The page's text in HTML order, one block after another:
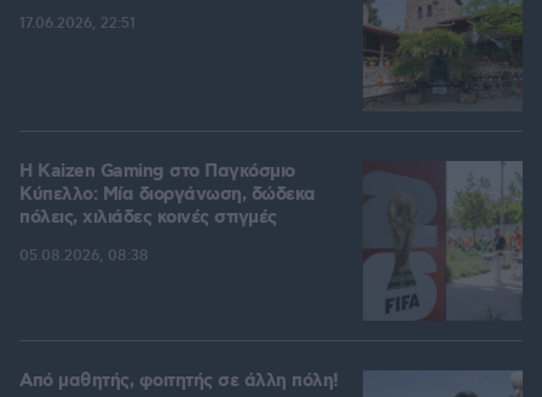
17.06.2026, 22:51
H Kaizen Gaming στο Παγκόσμιο
Kύπελλο: Μία διοργάνωση, δώδεκα
πόλεις, χιλιάδες κοινές στιγμές
05.08.2026, 08:38
Από μαθητής, φοιτητής σε άλλη πόλη!